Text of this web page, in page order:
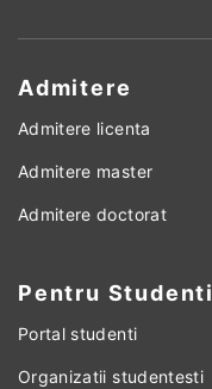
Admitere
Admitere licenta
Admitere master
Admitere doctorat
Pentru Studenti
Portal studenti
Organizatii studentesti